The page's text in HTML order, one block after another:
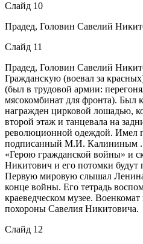
Слайд 10
Прадед, Головин Савелий
Слайд 11
Прадед, Головин Савелий
Гражданскую (воевал за
(был в трудовой армии:
мясокомбинат для фронта). Был
награжден цирковой лошадью,
второй этаж и танцевала на
революционной одеждой. Имел
подписанный М.И. Калининым .
«Герою гражданской войны» и
Никитович и его потомки будут
Первую мировую слышал
конце войны. Его тетрадь
краеведческом музее.
похороны Савелия Никитовича.
Слайд 12